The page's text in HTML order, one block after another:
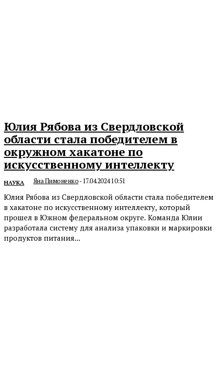
Юлия Рябова из Свердловской
области стала победителем в
окружном хакатоне по
искусственному интеллекту
НАУКА Яна Пимоненко- 17.04.2024 10:51
Юлия Рябова из Свердловской области стала победителем
в хакатоне по искусственному интеллекту, который
прошел в Южном федеральном округе. Команда Юлии
разработала систему для анализа упаковки и маркировки
продуктов питания...